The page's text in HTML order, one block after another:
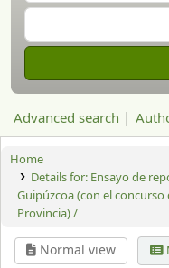
Advanced search
Home
Details for: Ensayo de
Guipúzcoa (con el concurso
Provincia) /
Normal view